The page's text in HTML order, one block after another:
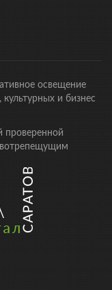
освещение
и бизнес
проверенной